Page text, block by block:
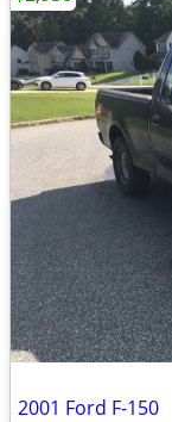
2001 Ford F-150